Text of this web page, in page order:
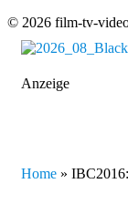
© 2026 film-tv-
Anzeige
Home »